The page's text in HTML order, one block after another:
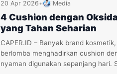
20 Apr 2026• iMedia
4 Cushion dengan
yang Tahan Seharian
CAPER.ID – Banyak brand
berlomba menghadirkan cushion
nyaman digunakan sepanjang hari.